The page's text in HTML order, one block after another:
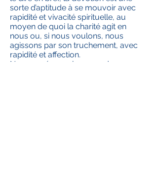
sorte d’aptitude à se mouvoir avec
rapidité et vivacité spirituelle, au
moyen de quoi la charité agit en
nous ou, si nous voulons, nous
agissons par son truchement, avec
rapidité et affection.
Nous espérons alors que dans